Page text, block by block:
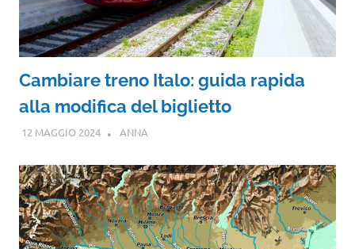
Cambiare treno Italo: guida rapida
alla modifica del biglietto
12 MAGGIO 2024 ANNA